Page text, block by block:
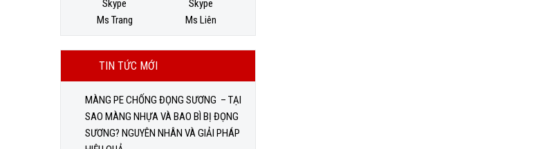
Ms Trang Ms Liên
TIN TỨC MỚI
MÀNG PE CHỐNG ĐỌNG SƯƠNG – TẠI
SAO MÀNG NHỰA VÀ BAO BÌ BỊ ĐỌNG
SƯƠNG? NGUYÊN NHÂN VÀ GIẢI PHÁP